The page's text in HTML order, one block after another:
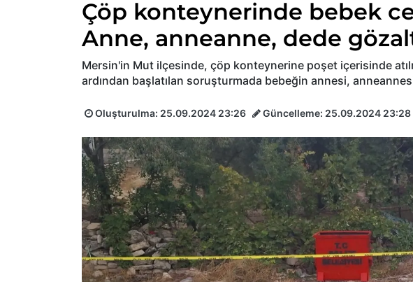
Çöp konteynerinde bebek
Anne, anneanne, dede
Mersin'in Mut ilçesinde, çöp konteynerine poşet içerisinde
ardından başlatılan soruşturmada bebeğin annesi,
Oluşturulma: 25.09.2024 23:26 Güncelleme: 25.09.2024 23:28